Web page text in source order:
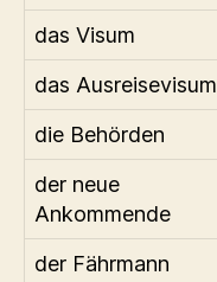
das Visum
das Ausreisevisum
die Behörden
der neue
Ankommende
der Fährmann